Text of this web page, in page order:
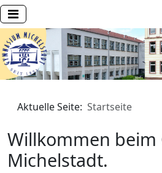
Aktuelle Seite: Startseite
Willkommen beim
Michelstadt.